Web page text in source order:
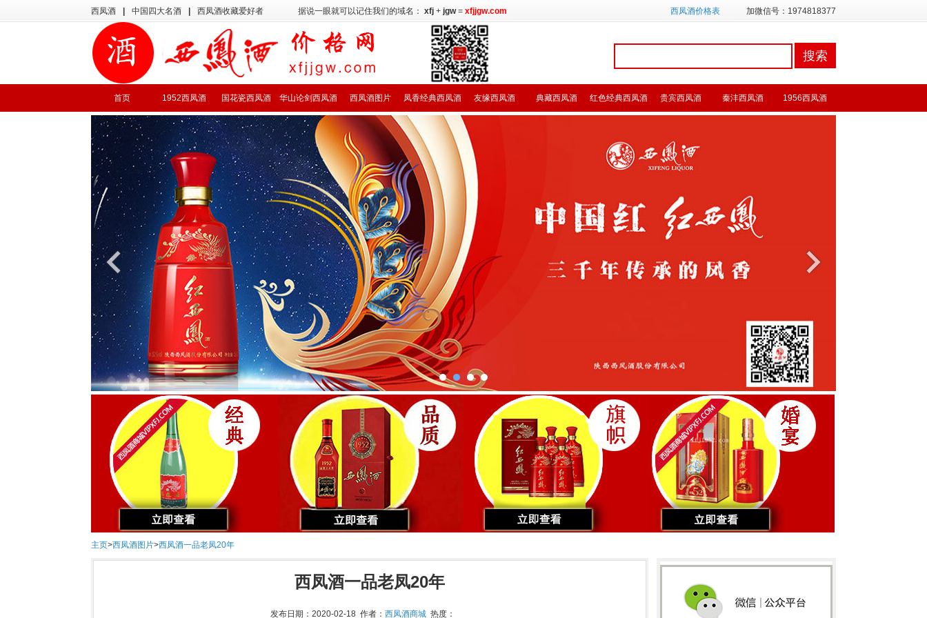
西凤酒 中国四大名酒 西凤酒收藏爱好者 据说一眼就可以记住我们的域名： xfj + jgw= xfjjgw.com 西凤酒价格表 加微信号：1974818377
首页 1952西凤酒 国花瓷西凤酒 华山论剑西凤酒 西凤酒图片 凤香经典西凤酒 友缘西凤酒 典藏西凤酒 红色经典西凤酒 贵宾西凤酒 秦沣西凤酒 1956西凤酒
主页>西凤酒图片>西凤酒一品老凤20年
西凤酒一品老凤20年
发布日期：2020-02-18 作者： 西凤酒商城热度：